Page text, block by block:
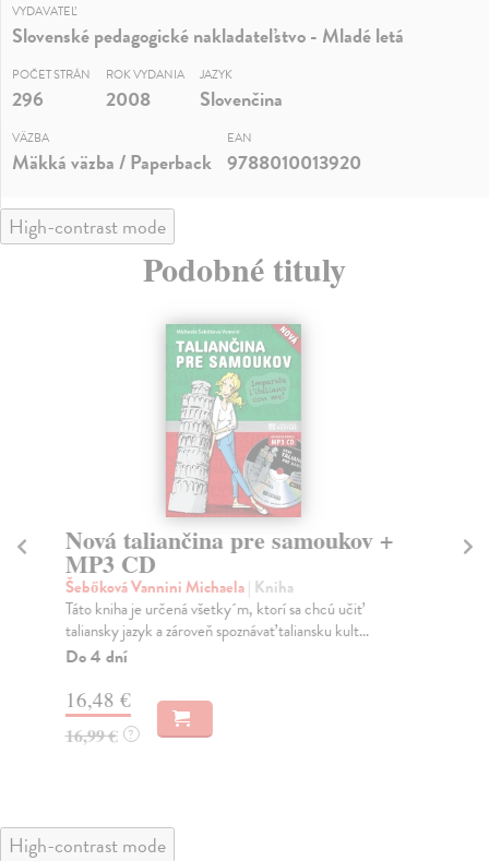
VYDAVATEĽ
Slovenské pedagogické nakladateľstvo - Mladé letá
POČET STRÁN
296
ROK VYDANIA
2008
JAZYK
Slovenčina
VÄZBA
Mäkká väzba / Paperback
EAN
9788010013920
High-contrast mode
Podobné tituly
Nová taliančina pre samoukov +
MP3 CD
Šebőková Vannini Michaela| Kniha
Táto kniha je určená všetky´m, ktorí sa chcú učiť
taliansky jazyk a zároveň spoznávať taliansku kult...
Do 4 dní
16,48 €
16,99 € ?
High-contrast mode